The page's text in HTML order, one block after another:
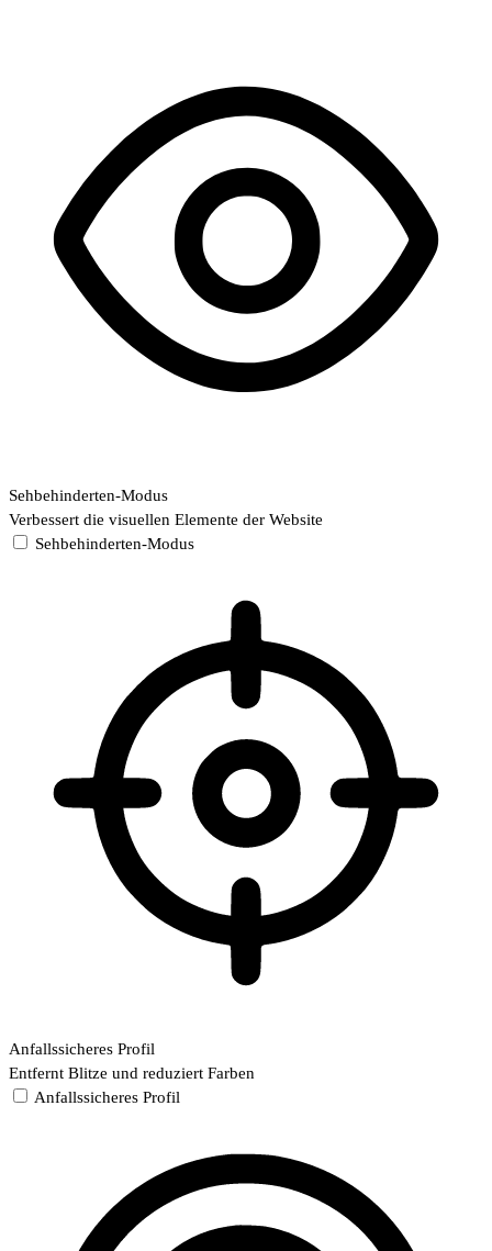
Sehbehinderten-Modus
Verbessert die visuellen Elemente der Website
Sehbehinderten-Modus
Anfallssicheres Profil
Entfernt Blitze und reduziert Farben
Anfallssicheres Profil